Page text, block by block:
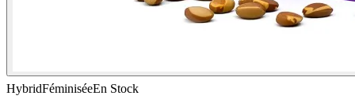
HybridFéminiséeEn Stock